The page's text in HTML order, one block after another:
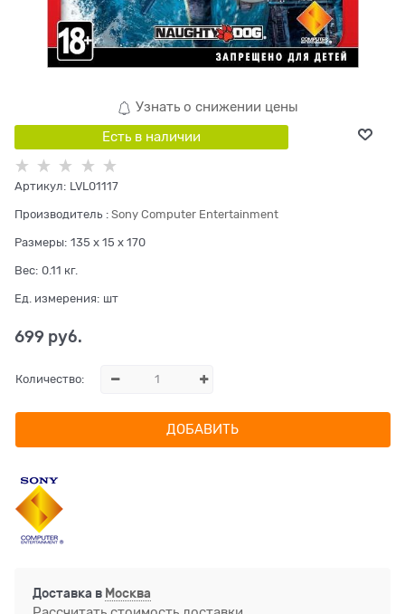
Узнать о снижении цены
Есть в наличии
Артикул: LVL01117
Производитель : Sony Computer Entertainment
Размеры: 135 x 15 x 170
Вес: 0.11 кг.
Ед. измерения: шт
699 руб.
Количество:
ДОБАВИТЬ
Доставка в Москва